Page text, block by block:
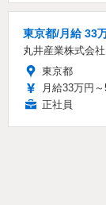
東京都/月給 33
丸井産業株式会社
東京都
月給33万円
正社員